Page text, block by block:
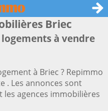
Briec
à vendre
à Briec ? Repimmo
. Les annonces sont
agences immobilières